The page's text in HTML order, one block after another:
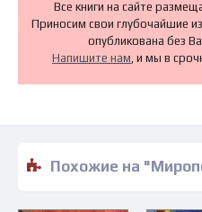
Все книги на сайте
Приносим свои глубочайшие
опубликована без
Напишите нам , и мы в
Похожие на "Мироповорот - Петр Хомяков" книги